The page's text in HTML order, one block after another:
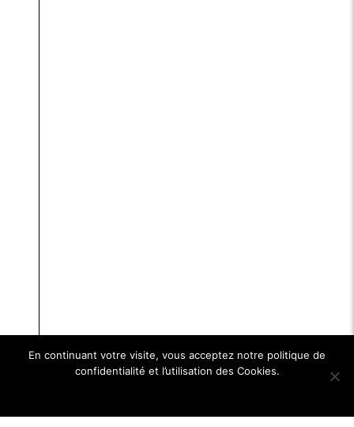
En continuant votre visite, vous acceptez notre politique de
confidentialité et l’utilisation des Cookies.